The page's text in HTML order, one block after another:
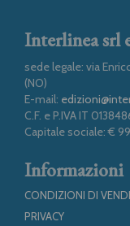
Interlinea srl
sede legale: via
(NO)
E-mail:
C.F. e P.IVA IT
Capitale sociale: €
Informazioni
CONDIZIONI DI
PRIVACY